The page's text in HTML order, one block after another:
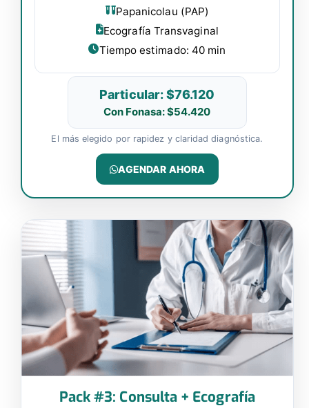
Papanicolau (PAP)
Ecografía Transvaginal
Tiempo estimado: 40 min
Particular: $76.120
Con Fonasa: $54.420
El más elegido por rapidez y claridad diagnóstica.
AGENDAR AHORA
Pack #3: Consulta + Ecografía